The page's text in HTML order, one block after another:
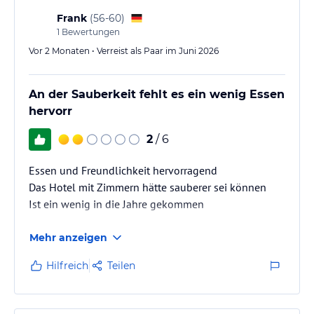
/ Bayern ist eines der beliebtesten Feriengebiete Deutschlands.
Hinweis: Allgemeine und unverbindliche
ohne Gewähr und ohne Prüfung durch HolidayCheck. Bitte
lies vor der Buchung die verbindlichen Angebotsdetailsdes
jeweiligen Veranstalters.
Frank (56-60)
1 Bewertungen
Vor 2 Monaten • Verreist als Paar im Juni 2026
An der Sauberkeit fehlt es ein wenig Essen
hervorr
2 / 6
Essen und Freundlichkeit hervorragend
Das Hotel mit Zimmern hätte sauberer sei können
Ist ein wenig in die Jahre gekommen
Mehr anzeigen
Hilfreich Teilen